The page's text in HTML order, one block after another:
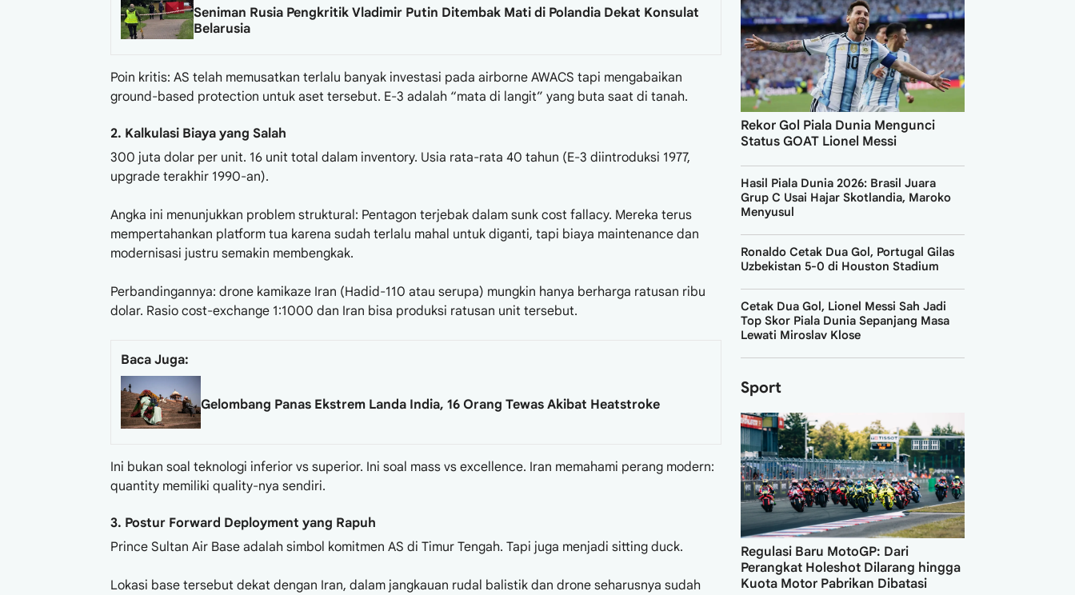
Seniman Rusia Pengkritik Vladimir Putin Ditembak Mati di Polandia Dekat Konsulat
Belarusia
Poin kritis: AS telah memusatkan terlalu banyak investasi pada airborne AWACS tapi mengabaikan
ground-based protection untuk aset tersebut. E-3 adalah “mata di langit” yang buta saat di tanah.
2. Kalkulasi Biaya yang Salah
300 juta dolar per unit. 16 unit total dalam inventory. Usia rata-rata 40 tahun (E-3 diintroduksi 1977,
upgrade terakhir 1990-an).
Angka ini menunjukkan problem struktural: Pentagon terjebak dalam sunk cost fallacy. Mereka terus
mempertahankan platform tua karena sudah terlalu mahal untuk diganti, tapi biaya maintenance dan
modernisasi justru semakin membengkak.
Perbandingannya: drone kamikaze Iran (Hadid-110 atau serupa) mungkin hanya berharga ratusan ribu
dolar. Rasio cost-exchange 1:1000 dan Iran bisa produksi ratusan unit tersebut.
Baca Juga:
Gelombang Panas Ekstrem Landa India, 16 Orang Tewas Akibat Heatstroke
Ini bukan soal teknologi inferior vs superior. Ini soal mass vs excellence. Iran memahami perang modern:
quantity memiliki quality-nya sendiri.
3. Postur Forward Deployment yang Rapuh
Prince Sultan Air Base adalah simbol komitmen AS di Timur Tengah. Tapi juga menjadi sitting duck.
Lokasi base tersebut dekat dengan Iran, dalam jangkauan rudal balistik dan drone seharusnya sudah
Rekor Gol Piala Dunia Mengunci
Status GOAT Lionel Messi
Hasil Piala Dunia 2026: Brasil Juara
Grup C Usai Hajar Skotlandia, Maroko
Menyusul
Ronaldo Cetak Dua Gol, Portugal Gilas
Uzbekistan 5-0 di Houston Stadium
Cetak Dua Gol, Lionel Messi Sah Jadi
Top Skor Piala Dunia Sepanjang Masa
Lewati Miroslav Klose
Sport
Regulasi Baru MotoGP: Dari
Perangkat Holeshot Dilarang hingga
Kuota Motor Pabrikan Dibatasi